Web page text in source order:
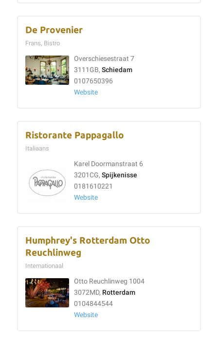
De Provenier
Frans, Bistro
Overschiesestraat 7
3111GB, Schiedam
0107650396
Website
Ristorante Pappagallo
Italiaans
Karel Doormanstraat 6
3201CG, Spijkenisse
0181610221
Website
Humphrey's Rotterdam Otto
Reuchlinweg
Internationaal
Otto Reuchlinweg 1004
3072MD, Rotterdam
0104844544
Website